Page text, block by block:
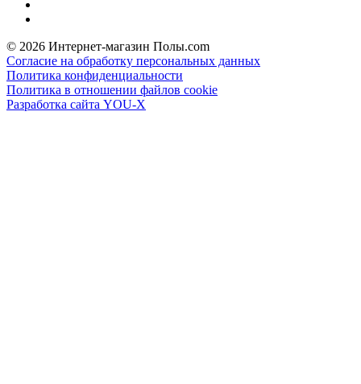
© 2026 Интернет-магазин Полы.com
Согласие на обработку персональных данных
Политика конфиденциальности
Политика в отношении файлов cookie
Разработка сайта YOU-X